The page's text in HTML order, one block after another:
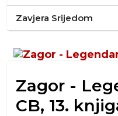
Zavjera Srijedom
Zagor -
CB, 13.